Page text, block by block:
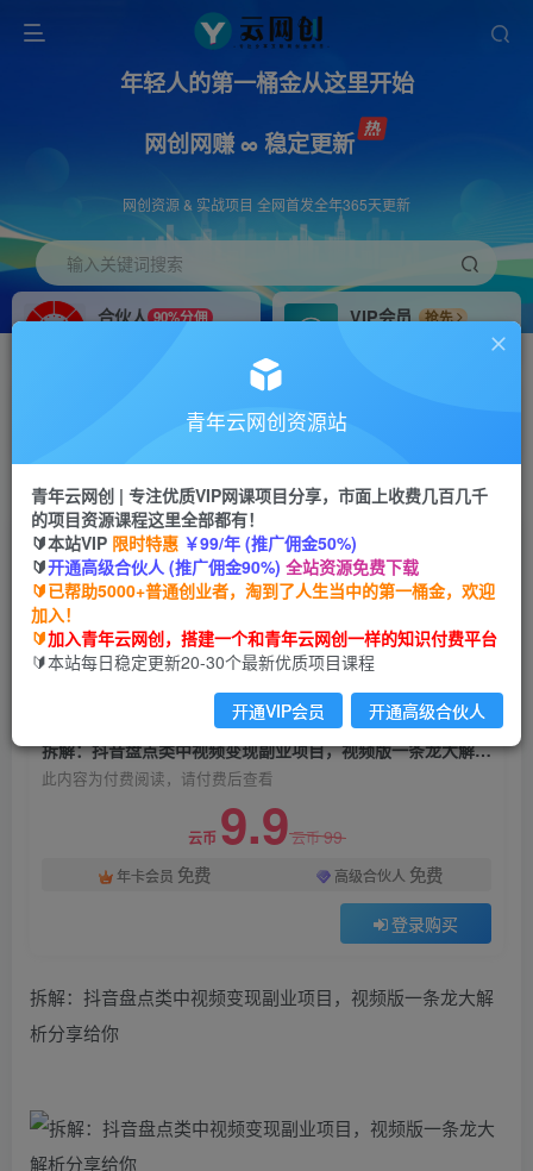
年轻人的第一桶金从这里开始
网创网赚 ∞ 稳定更新
网创资源 & 实战项目 全网首发全年365天更新
输入关键词搜索
合伙人 90%分佣
VIP会员
抢先
搭建同款网站，自己当老板
首页 创业课程 会员免费 正文
拆解：抖音盘点类中视频变现副业项目，视频版一
条龙大解析分享给你
青年云网创
2年前发布
关注 私信
拆解：抖音盘点类中视频变现副业项目，视频版一条龙大解析分享给你
此内容为付费阅读，请付费后查看
云币 9.9云币99
年卡会员 免费 高级合伙人 免费
登录购买
拆解：抖音盘点类中视频变现副业项目，视频版一条龙大解
析分享给你
青年云网创资源站
青年云网创 | 专注优质VIP网课项目分享，市面上收费几百几千
的项目资源课程这里全部都有！
🔰本站VIP 限时特惠 ￥99/年 (推广佣金50%)
🔰开通高级合伙人 (推广佣金90%) 全站资源免费下载
🔰已帮助5000+普通创业者，淘到了人生当中的第一桶金，欢迎
加入！
🔰加入青年云网创，搭建一个和青年云网创一样的知识付费平台
🔰本站每日稳定更新20-30个最新优质项目课程
开通VIP会员 开通高级合伙人